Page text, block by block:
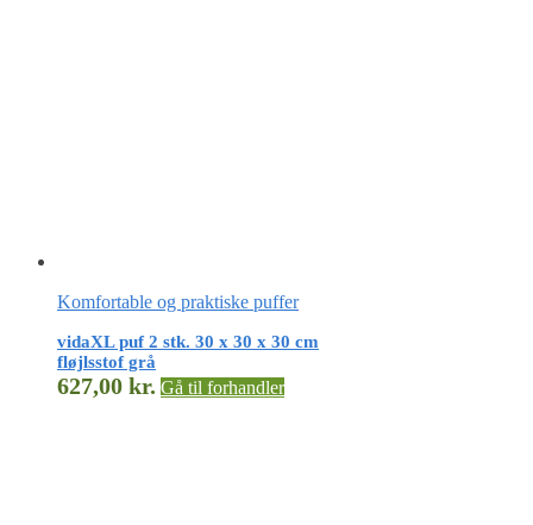
Komfortable og praktiske puffer
vidaXL puf 2 stk. 30 x 30 x 30 cm
fløjlsstof grå
627,00 kr. Gå til forhandler